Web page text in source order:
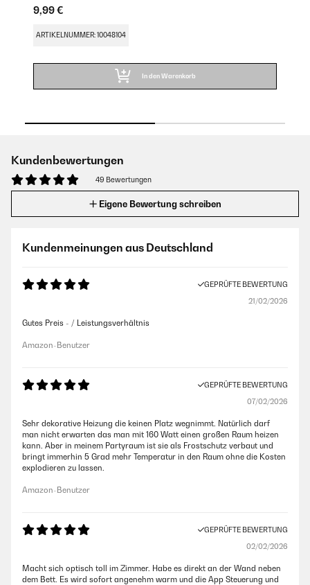
9,99 €
ARTIKELNUMMER: 10048104
In den Warenkorb
Kundenbewertungen
49 Bewertungen
Eigene Bewertung schreiben
Kundenmeinungen aus Deutschland
GEPRÜFTE BEWERTUNG
21/02/2026
Gutes Preis - / Leistungsverhältnis
Amazon-Benutzer
GEPRÜFTE BEWERTUNG
07/02/2026
Sehr dekorative Heizung die keinen Platz wegnimmt. Natürlich darf
man nicht erwarten das man mit 160 Watt einen großen Raum heizen
kann. Aber in meinem Partyraum ist sie als Frostschutz verbaut und
bringt immerhin 5 Grad mehr Temperatur in den Raum ohne die Kosten
explodieren zu lassen.
Amazon-Benutzer
GEPRÜFTE BEWERTUNG
02/02/2026
Macht sich optisch toll im Zimmer. Habe es direkt an der Wand neben
dem Bett. Es wird sofort angenehm warm und die App Steuerung und